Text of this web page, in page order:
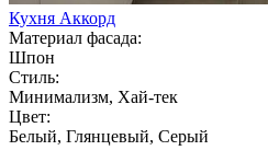
Кухня Аккорд
Материал фасада:
Шпон
Стиль:
Минимализм, Хай-тек
Цвет:
Белый, Глянцевый, Серый